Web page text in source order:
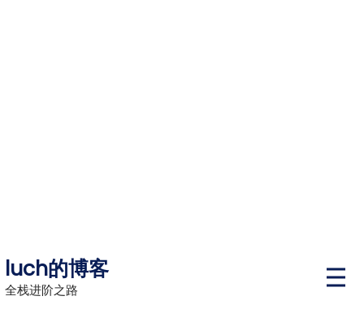
luch的博客
全栈进阶之路
P
r